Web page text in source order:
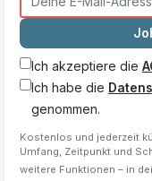
Ich akzeptiere die
Ich habe die
genommen.
Kostenlos und jederzeit
Umfang, Zeitpunkt und
weitere Funktionen – in